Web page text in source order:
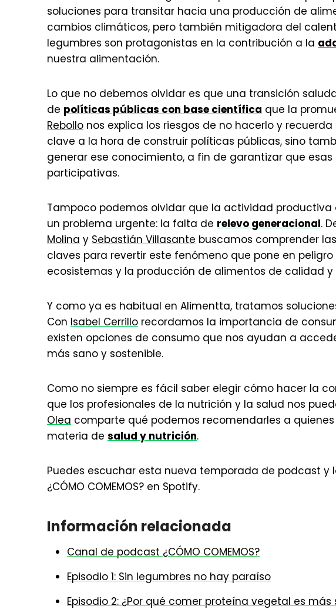
soluciones para transitar hacia una producción de
cambios climáticos, pero también mitigadora del
legumbres son protagonistas en la contribución a la
nuestra alimentación.
Lo que no debemos olvidar es que una transición
de políticas públicas con base científica que la
Rebollo nos explica los riesgos de no hacerlo y
clave a la hora de construir políticas públicas, sino
generar ese conocimiento, a fin de garantizar que
participativas.
Tampoco podemos olvidar que la actividad
un problema urgente: la falta de relevo generacional.
Molina y Sebastián Villasante buscamos comprender
claves para revertir este fenómeno que pone en
ecosistemas y la producción de alimentos de calidad y
Y como ya es habitual en Alimentta, tratamos
Con Isabel Cerrillo recordamos la importancia de
existen opciones de consumo que nos ayudan a
más sano y sostenible.
Como no siempre es fácil saber elegir cómo hacer la
que los profesionales de la nutrición y la salud nos
Olea comparte qué podemos recomendarles a
materia de salud y nutrición.
Puedes escuchar esta nueva temporada de podcast y
¿CÓMO COMEMOS? en Spotify.
Información relacionada
Canal de podcast ¿CÓMO COMEMOS?
Episodio 1: Sin legumbres no hay paraíso
Episodio 2: ¿Por qué comer proteína vegetal es más